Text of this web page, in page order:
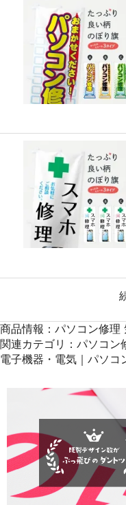
40 883
880
42 878
43 876
45
873
872
48 871
49 869
商品情報：パソコン修
関連カテゴリ：パソコン
電子機器・電気｜パソコ